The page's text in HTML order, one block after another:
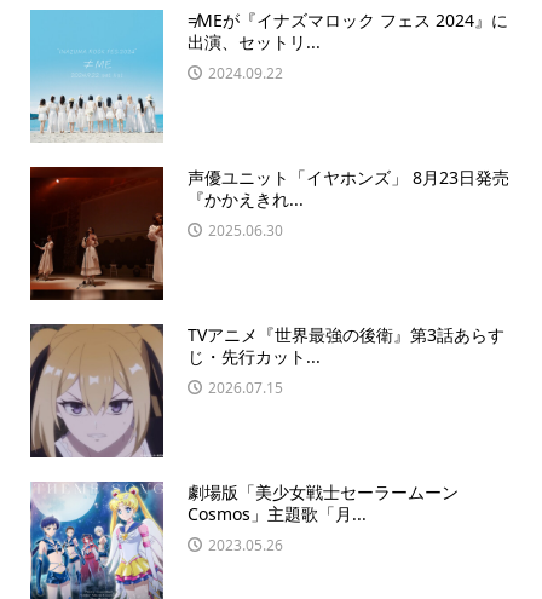
≠MEが『イナズマロック フェス 2024』に
出演、セットリ...
2024.09.22
声優ユニット「イヤホンズ」 8月23日発売
『かかえきれ...
2025.06.30
TVアニメ『世界最強の後衛』第3話あらす
じ・先行カット...
2026.07.15
劇場版「美少女戦士セーラームーン
Cosmos」主題歌「月...
2023.05.26